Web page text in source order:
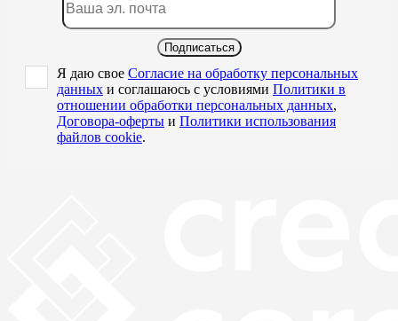
Подписаться
Я даю свое Согласие на обработку персональных
данных и соглашаюсь с условиями Политики в
отношении обработки персональных данных,
Договора-оферты и Политики использования
файлов cookie.